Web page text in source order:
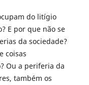
do litígio
E por que não se
da sociedade?
coisas
Ou a periferia da
também os